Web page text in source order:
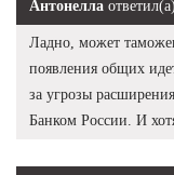
Антонелла ответил(а)
Ладно, может
появления общих
за угрозы
Банком России. И